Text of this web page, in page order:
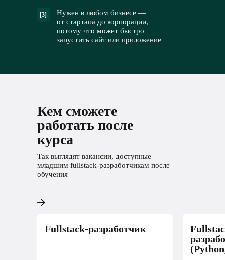
[3]
Нужен в любом бизнесе —
от стартапа до корпорации,
потому что может быстро
запустить сайт или приложение
Кем сможете
работать после
курса
Так выглядят вакансии, доступные
младшим fullstack-разработчикам после
обучения
Fullstack-разработчик